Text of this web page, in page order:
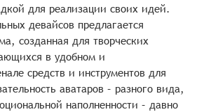
для реализации своих идей.
девайсов предлагается
созданная для творческих
в удобном и
средств и инструментов для
аватаров – разного вида,
наполненности – давно